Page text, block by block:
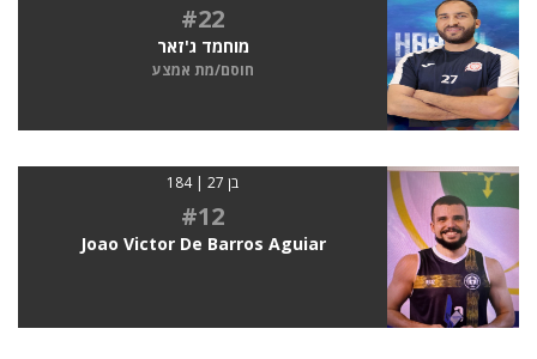
#22
מוחמד ג'זאר
חוסם/מת אמצע
בן 27 | 184
#12
Joao Victor De Barros Aguiar